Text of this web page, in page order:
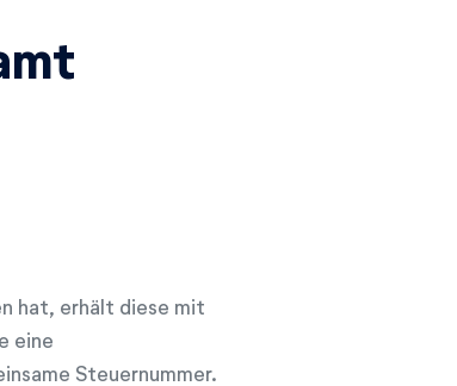
hat, erhält diese mit
eine
Steuernummer.